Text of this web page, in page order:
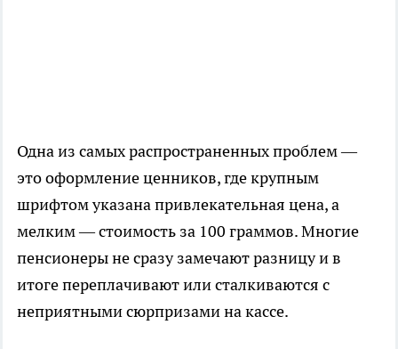
Одна из самых распространенных проблем —
это оформление ценников, где крупным
шрифтом указана привлекательная цена, а
мелким — стоимость за 100 граммов. Многие
пенсионеры не сразу замечают разницу и в
итоге переплачивают или сталкиваются с
неприятными сюрпризами на кассе.